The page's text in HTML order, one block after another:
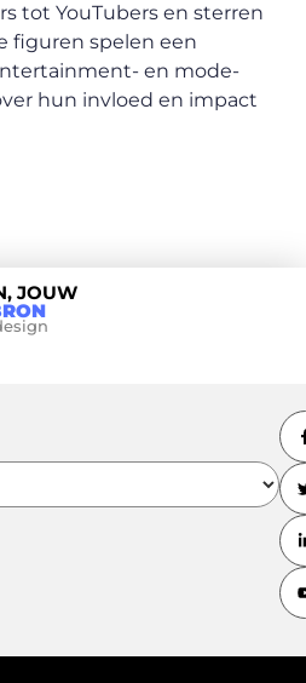
tot YouTubers en sterren
figuren spelen een
en mode-
hun invloed en impact
JOUW